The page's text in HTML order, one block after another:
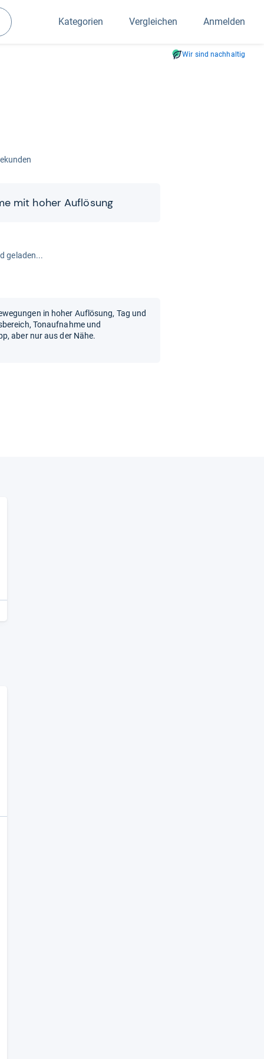
Suchen
Kategorien Vergleichen Anmelden
Wir sind nachhaltig
mit hoher Auf­lö­sung
geladen...
in hoher Auflösung, Tag und
Tonaufnahme und
aber nur aus der Nähe.